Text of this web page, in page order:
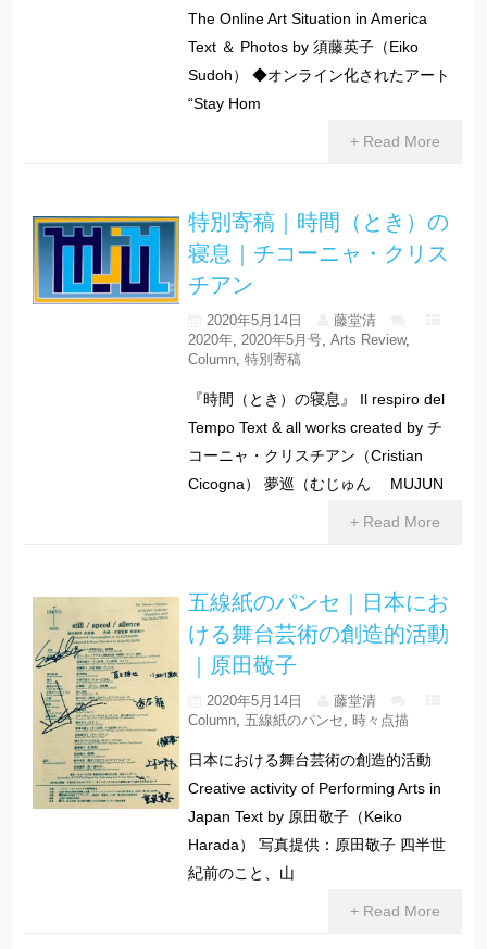
The Online Art Situation in America
Text ＆ Photos by 須藤英子（Eiko
Sudoh） ◆オンライン化されたアート
“Stay Hom
+ Read More
特別寄稿｜時間（とき）の
寝息｜チコーニャ・クリス
チアン
2020年5月14日
藤堂清
2020年, 2020年5月号, Arts Review,
Column, 特別寄稿
『時間（とき）の寝息』 Il respiro del
Tempo Text & all works created by チ
コーニャ・クリスチアン（Cristian
Cicogna） 夢巡（むじゅん MUJUN
+ Read More
五線紙のパンセ｜日本にお
ける舞台芸術の創造的活動
｜原田敬子
2020年5月14日
藤堂清
Column, 五線紙のパンセ, 時々点描
日本における舞台芸術の創造的活動
Creative activity of Performing Arts in
Japan Text by 原田敬子（Keiko
Harada） 写真提供：原田敬子 四半世
紀前のこと、山
+ Read More